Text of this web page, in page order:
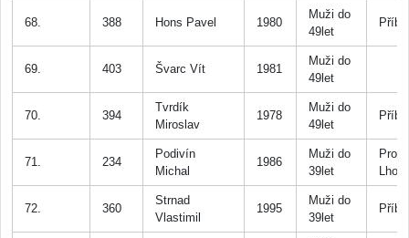
68. 388 Hons Pavel 1980
Muži do
49let
69. 403 Švarc Vít 1981
Muži do
49let
70. 394
Tvrdík
Miroslav
1978
Muži do
49let
71. 234
Podivín
Michal
1986
Muži do
39let
Lhota
72. 360
Strnad
Vlastimil
1995
Muži do
39let